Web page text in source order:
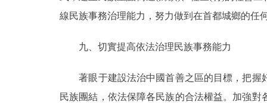
線民族事務治理能力，努力做到在首都城鄉的任
九、切實提高依法治理民族事務能力
著眼于建設法治中國首善之區的目標，把握
民族團結，依法保障各民族的合法權益。加強